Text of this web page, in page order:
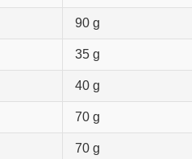
90 g
35 g
40 g
70 g
70 g